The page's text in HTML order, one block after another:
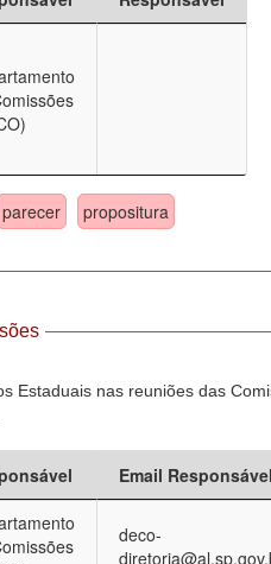
parecer
propositura
Estaduais nas reuniões das
Email
deco-